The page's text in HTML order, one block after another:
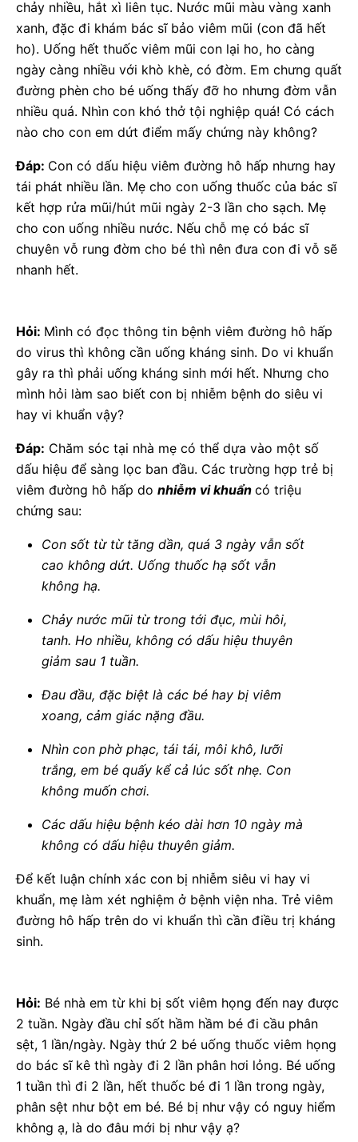
chảy nhiều, hắt xì liên tục. Nước mũi màu vàng xanh
xanh, đặc đi khám bác sĩ bảo viêm mũi (con đã hết
ho). Uống hết thuốc viêm mũi con lại ho, ho càng
ngày càng nhiều với khò khè, có đờm. Em chưng quất
đường phèn cho bé uống thấy đỡ ho nhưng đờm vẫn
nhiều quá. Nhìn con khó thở tội nghiệp quá! Có cách
nào cho con em dứt điểm mấy chứng này không?
Đáp: Con có dấu hiệu viêm đường hô hấp nhưng hay
tái phát nhiều lần. Mẹ cho con uống thuốc của bác sĩ
kết hợp rửa mũi/hút mũi ngày 2-3 lần cho sạch. Mẹ
cho con uống nhiều nước. Nếu chỗ mẹ có bác sĩ
chuyên vỗ rung đờm cho bé thì nên đưa con đi vỗ sẽ
nhanh hết.
Hỏi: Mình có đọc thông tin bệnh viêm đường hô hấp
do virus thì không cần uống kháng sinh. Do vi khuẩn
gây ra thì phải uống kháng sinh mới hết. Nhưng cho
mình hỏi làm sao biết con bị nhiễm bệnh do siêu vi
hay vi khuẩn vậy?
Đáp: Chăm sóc tại nhà mẹ có thể dựa vào một số
dấu hiệu để sàng lọc ban đầu. Các trường hợp trẻ bị
viêm đường hô hấp do nhiễm vi khuẩn có triệu
chứng sau:
Con sốt từ từ tăng dần, quá 3 ngày vẫn sốt
cao không dứt. Uống thuốc hạ sốt vẫn
không hạ.
Chảy nước mũi từ trong tới đục, mùi hôi,
tanh. Ho nhiều, không có dấu hiệu thuyên
giảm sau 1 tuần.
Đau đầu, đặc biệt là các bé hay bị viêm
xoang, cảm giác nặng đầu.
Nhìn con phờ phạc, tái tái, môi khô, lưỡi
trắng, em bé quấy kể cả lúc sốt nhẹ. Con
không muốn chơi.
Các dấu hiệu bệnh kéo dài hơn 10 ngày mà
không có dấu hiệu thuyên giảm.
Để kết luận chính xác con bị nhiễm siêu vi hay vi
khuẩn, mẹ làm xét nghiệm ở bệnh viện nha. Trẻ viêm
đường hô hấp trên do vi khuẩn thì cần điều trị kháng
sinh.
Hỏi: Bé nhà em từ khi bị sốt viêm họng đến nay được
2 tuần. Ngày đầu chỉ sốt hầm hầm bé đi cầu phân
sệt, 1 lần/ngày. Ngày thứ 2 bé uống thuốc viêm họng
do bác sĩ kê thì ngày đi 2 lần phân hơi lỏng. Bé uống
1 tuần thì đi 2 lần, hết thuốc bé đi 1 lần trong ngày,
phân sệt như bột em bé. Bé bị như vậy có nguy hiểm
không ạ, là do đâu mới bị như vậy ạ?